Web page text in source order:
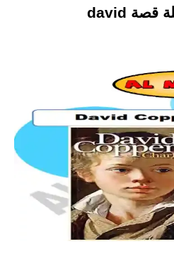
مواصفات مذكرة اسئلة قصة david